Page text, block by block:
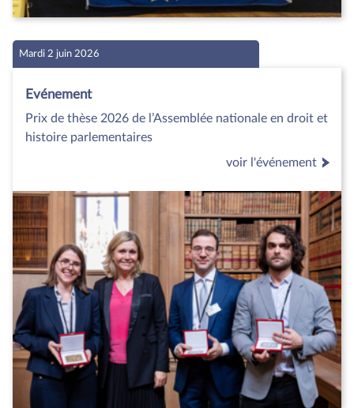
Mardi 2 juin 2026
Evénement
Prix de thèse 2026 de l’Assemblée nationale en droit et
histoire parlementaires
voir l'événement